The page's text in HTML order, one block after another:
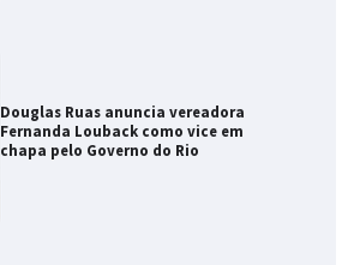
Douglas Ruas anuncia vereadora
Fernanda Louback como vice em
chapa pelo Governo do Rio